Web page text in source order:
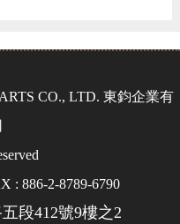
CO., LTD. 東鈞企業有
: 886-2-8789-6790
段412號9樓之2